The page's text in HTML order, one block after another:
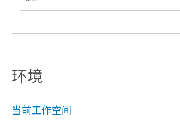
环境
当前工作空间